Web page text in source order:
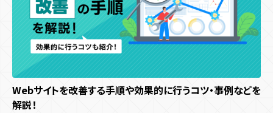
Webサイトを改善する手順や効果的に行うコツ・事例などを
解説！